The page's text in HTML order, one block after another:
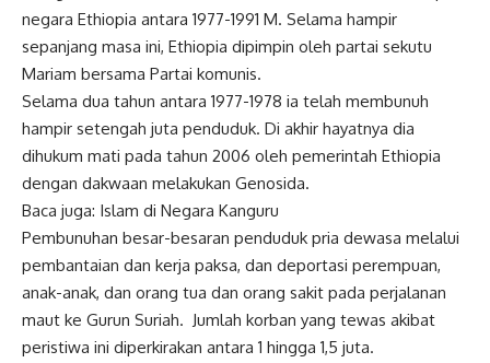
negara Ethiopia antara 1977-1991 M. Selama hampir
sepanjang masa ini, Ethiopia dipimpin oleh partai sekutu
Mariam bersama Partai komunis.
Selama dua tahun antara 1977-1978 ia telah membunuh
hampir setengah juta penduduk. Di akhir hayatnya dia
dihukum mati pada tahun 2006 oleh pemerintah Ethiopia
dengan dakwaan melakukan Genosida.
Baca juga: Islam di Negara Kanguru
Pembunuhan besar-besaran penduduk pria dewasa melalui
pembantaian dan kerja paksa, dan deportasi perempuan,
anak-anak, dan orang tua dan orang sakit pada perjalanan
maut ke Gurun Suriah. Jumlah korban yang tewas akibat
peristiwa ini diperkirakan antara 1 hingga 1,5 juta.